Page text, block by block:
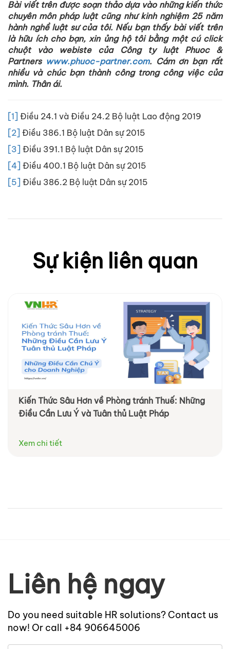
Bài viết trên được soạn thảo dựa vào những kiến thức
chuyên môn pháp luật cũng như kinh nghiệm 25 năm
hành nghề luật sư của tôi. Nếu bạn thấy bài viết trên
là hữu ích cho bạn, xin ủng hộ tôi bằng một cú click
chuột vào webiste của Công ty luật Phuoc &
Partners www.phuoc-partner.com. Cám ơn bạn rất
nhiều và chúc bạn thành công trong công việc của
mình. Thân ái.
[1] Điều 24.1 và Điều 24.2 Bộ luật Lao động 2019
[2] Điều 386.1 Bộ luật Dân sự 2015
[3] Điều 391.1 Bộ luật Dân sự 2015
[4] Điều 400.1 Bộ luật Dân sự 2015
[5] Điều 386.2 Bộ luật Dân sự 2015
Sự kiện liên quan
Kiến Thức Sâu Hơn về Phòng tránh Thuế: Những
Điều Cần Lưu Ý và Tuân thủ Luật Pháp
Xem chi tiết
Liên hệ ngay
Do you need suitable HR solutions? Contact us
now! Or call +84 906645006